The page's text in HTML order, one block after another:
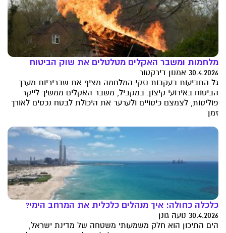
מלחמות ומשבר האקלים מטלטלים את שוק הביטוח
30.4.2026 אמנון דירקטור
גל התביעות בעקבות נזקי המלחמה מציף את שבריריות מערך
הביטוח באירועי קיצון. במקביל, משבר האקלים ממשיך לייקר
פוליסות, לצמצם כיסויים ולערער את היכולת לבטח נכסים לאורך
זמן
כלכלה כחולה: איך מנהלים כלכלית את המרחב הימי?
30.4.2026 נועה גונן
הים התיכון הוא חלק משמעותי משטחה של מדינת ישראל,